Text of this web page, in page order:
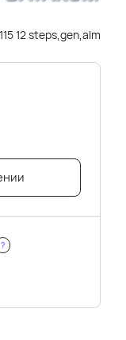
12 steps,gen,alm
?